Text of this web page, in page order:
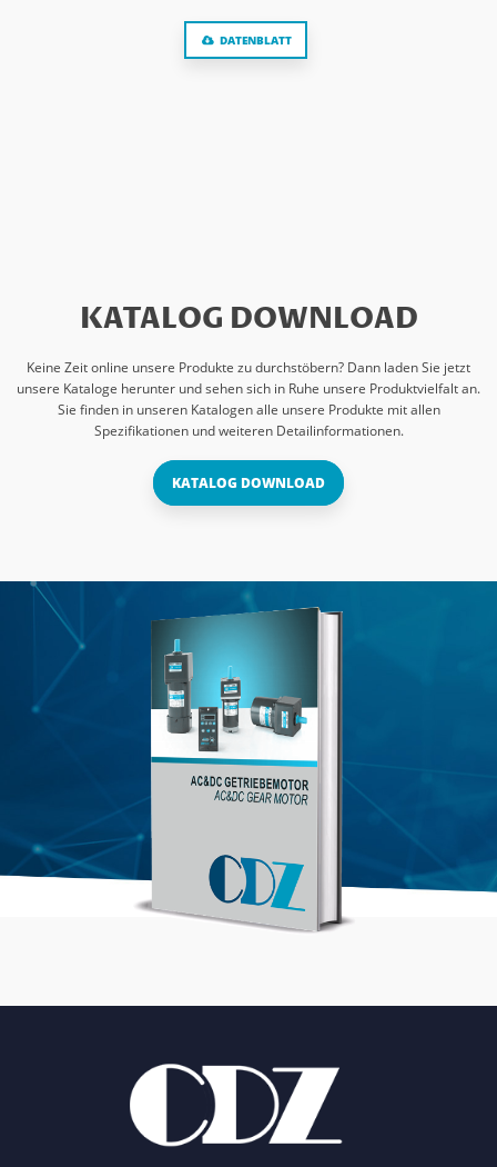
DATENBLATT
KATALOG DOWNLOAD
Keine Zeit online unsere Produkte zu durchstöbern? Dann laden Sie jetzt
unsere Kataloge herunter und sehen sich in Ruhe unsere Produktvielfalt an.
Sie finden in unseren Katalogen alle unsere Produkte mit allen
Spezifikationen und weiteren Detailinformationen.
KATALOG DOWNLOAD